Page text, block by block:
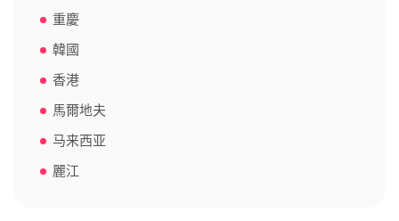
重慶
韓國
香港
馬爾地夫
马来西亚
麗江